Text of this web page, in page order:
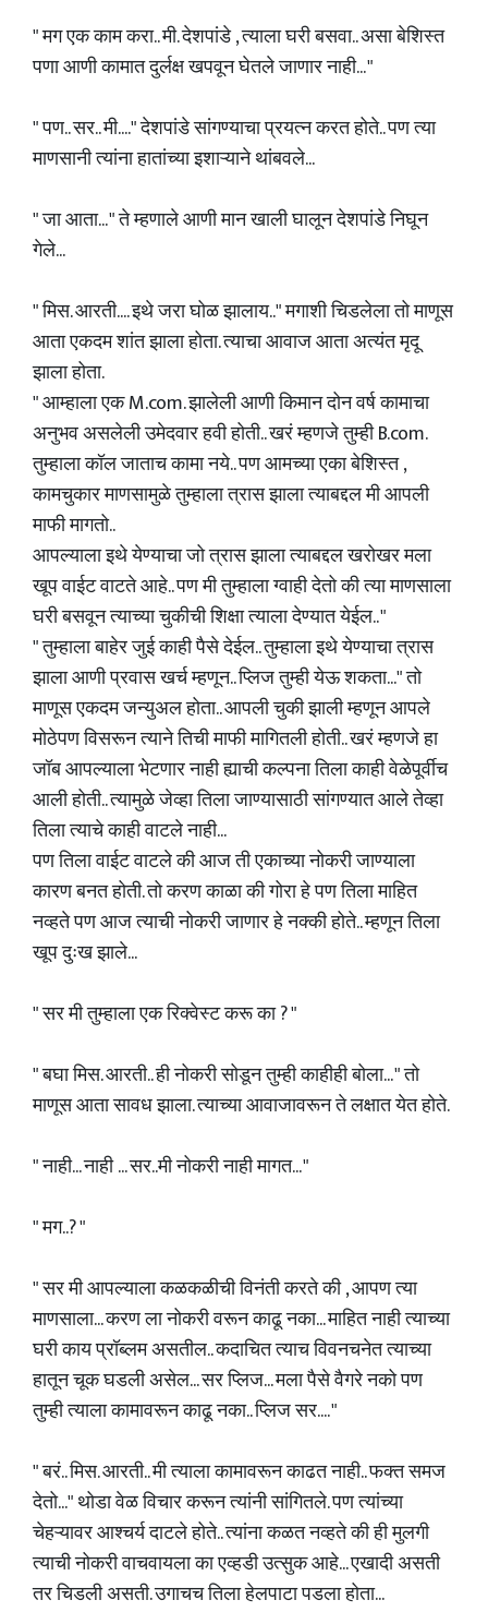
" मग एक काम करा.. मी. देशपांडे , त्याला घरी बसवा.. असा बेशिस्त
पणा आणी कामात दुर्लक्ष खपवून घेतले जाणार नाही... "
" पण.. सर.. मी...." देशपांडे सांगण्याचा प्रयत्न करत होते.. पण त्या
माणसानी त्यांना हातांच्या इशाऱ्याने थांबवले...
" जा आता... " ते म्हणाले आणी मान खाली घालून देशपांडे निघून
गेले...
" मिस. आरती.... इथे जरा घोळ झालाय.." मगाशी चिडलेला तो माणूस
आता एकदम शांत झाला होता. त्याचा आवाज आता अत्यंत मृदू
झाला होता.
" आम्हाला एक M.com. झालेली आणी किमान दोन वर्ष कामाचा
अनुभव असलेली उमेदवार हवी होती.. खरं म्हणजे तुम्ही B.com.
तुम्हाला कॉल जाताच कामा नये.. पण आमच्या एका बेशिस्त ,
कामचुकार माणसामुळे तुम्हाला त्रास झाला त्याबद्दल मी आपली
माफी मागतो..
आपल्याला इथे येण्याचा जो त्रास झाला त्याबद्दल खरोखर मला
खूप वाईट वाटते आहे.. पण मी तुम्हाला ग्वाही देतो की त्या माणसाला
घरी बसवून त्याच्या चुकीची शिक्षा त्याला देण्यात येईल.. "
" तुम्हाला बाहेर जुई काही पैसे देईल.. तुम्हाला इथे येण्याचा त्रास
झाला आणी प्रवास खर्च म्हणून.. प्लिज तुम्ही येऊ शकता..." तो
माणूस एकदम जन्युअल होता.. आपली चुकी झाली म्हणून आपले
मोठेपण विसरून त्याने तिची माफी मागितली होती.. खरं म्हणजे हा
जॉब आपल्याला भेटणार नाही ह्याची कल्पना तिला काही वेळेपूर्वीच
आली होती.. त्यामुळे जेव्हा तिला जाण्यासाठी सांगण्यात आले तेव्हा
तिला त्याचे काही वाटले नाही...
पण तिला वाईट वाटले की आज ती एकाच्या नोकरी जाण्याला
कारण बनत होती. तो करण काळा की गोरा हे पण तिला माहित
नव्हते पण आज त्याची नोकरी जाणार हे नक्की होते.. म्हणून तिला
खूप दुःख झाले...
" सर मी तुम्हाला एक रिक्वेस्ट करू का ? "
" बघा मिस. आरती.. ही नोकरी सोडून तुम्ही काहीही बोला... " तो
माणूस आता सावध झाला. त्याच्या आवाजावरून ते लक्षात येत होते.
" नाही... नाही ... सर..मी नोकरी नाही मागत... "
" मग..? "
" सर मी आपल्याला कळकळीची विनंती करते की , आपण त्या
माणसाला... करण ला नोकरी वरून काढू नका... माहित नाही त्याच्या
घरी काय प्रॉब्लम असतील.. कदाचित त्याच विवनचनेत त्याच्या
हातून चूक घडली असेल... सर प्लिज... मला पैसे वैगरे नको पण
तुम्ही त्याला कामावरून काढू नका.. प्लिज सर.... "
" बरं.. मिस. आरती.. मी त्याला कामावरून काढत नाही.. फक्त समज
देतो..." थोडा वेळ विचार करून त्यांनी सांगितले. पण त्यांच्या
चेहऱ्यावर आश्चर्य दाटले होते.. त्यांना कळत नव्हते की ही मुलगी
त्याची नोकरी वाचवायला का एव्हडी उत्सुक आहे... एखादी असती
तर चिडली असती. उगाचच तिला हेलपाटा पडला होता...